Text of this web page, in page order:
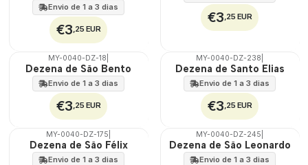
Envio de 1 a 3 dias
€3,25 EUR
€3,25 EUR
🇵🇹
100%
MY-0040-DZ-18
Dezena de São Bento
Envio de 1 a 3 dias
€3,25 EUR
🇵🇹
100%
MY-0040-DZ-238
Dezena de Santo Elias
Envio de 1 a 3 dias
€3,25 EUR
🇵🇹
100%
MY-0040-DZ-175
Dezena de São Félix
Envio de 1 a 3 dias
🇵🇹
100%
MY-0040-DZ-245
Dezena de São Leonardo
Envio de 1 a 3 dias